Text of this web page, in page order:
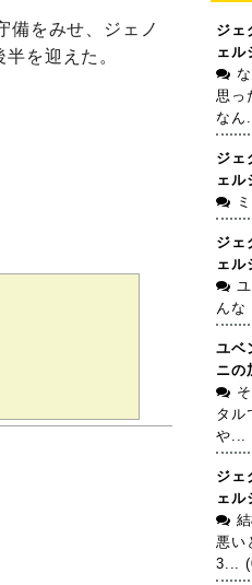
備をみせ、ジェノ
を迎えた。
ジェ
ェル
思っ
なん
ジェ
ェル
ジェ
ェル
んな
ユベ
ニの
タル
や...
ジェ
ェル
悪い
3...